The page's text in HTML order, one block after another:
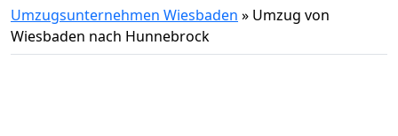
Umzugsunternehmen Wiesbaden » Umzug von
Wiesbaden nach Hunnebrock